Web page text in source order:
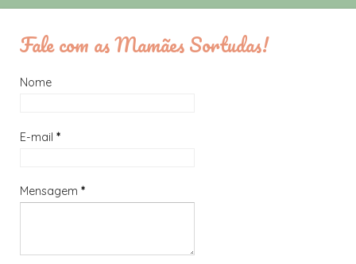
Fale com as Mamães Sortudas!
Nome
E-mail *
Mensagem *